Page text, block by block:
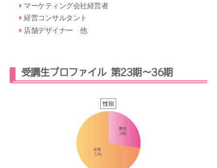
マーケティング会社経営者
経営コンサルタント
店舗デザイナー 他
受講生プロファイル 第23期～36期